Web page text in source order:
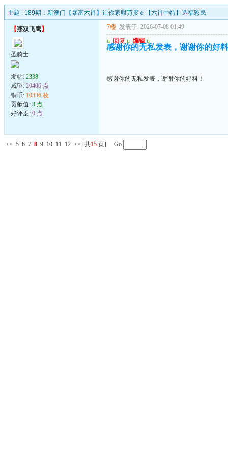
主题 : 189期：新澳门【暴富六肖】让你家财万贯￠【六肖中特】造福彩民
【燕双飞鹰】
圣骑士
发帖: 2338
威望: 20406 点
铜币: 10336 枚
贡献值: 3 点
好评度: 0 点
7楼 发表于: 2026-07-08 01:49
u 回复 u 编辑 u
感谢你的无私发表，谢谢你的好
感谢你的无私发表，谢谢你的好料！
<< 5 6 7 8 9 10 11 12 >> [共15 页] Go